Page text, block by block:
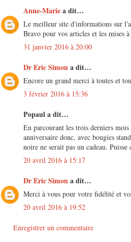
Anne-Mariea dit…
Le meilleur site d'informations sur
Bravo pour vos articles et les mises
31 janvier 2016 à 20:00
Dr Eric Simona dit…
Encore un grand merci à toutes et
3 février 2016 à 15:36
Popaul a dit…
En parcourant les trois derniers
anniversaire donc, avec bougies
noire ne serait pas un cadeau.
20 avril 2016 à 15:17
Dr Eric Simona dit…
Merci à vous pour votre fidélité et
20 avril 2016 à 19:52
Enregistrer un commentaire